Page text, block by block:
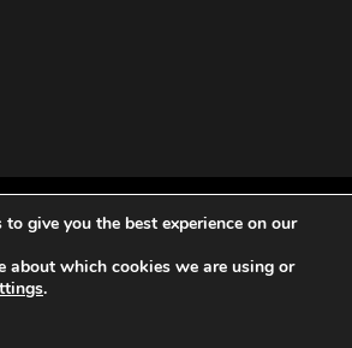
© 2025. All rights reserved.
give you the best experience on our
about which cookies we are using or
.